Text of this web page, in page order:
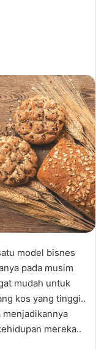
model bisnes
pada musim
mudah untuk
kos yang tinggi..
menjadikannya
mereka..